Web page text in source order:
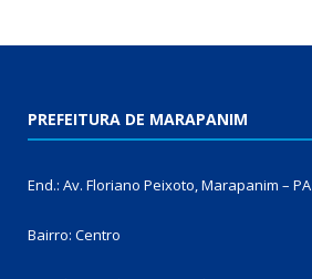
PREFEITURA DE MARAPANIM
End.: Av. Floriano Peixoto, Marapanim – PA
Bairro: Centro